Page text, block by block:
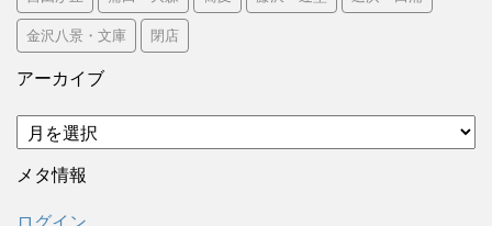
金沢八景・文庫 閉店
アーカイブ
ア
ー
カ
ブ
メタ情報
ログイン